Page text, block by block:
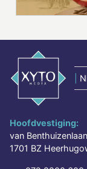
Hoofdvestiging:
van
1701 BZ